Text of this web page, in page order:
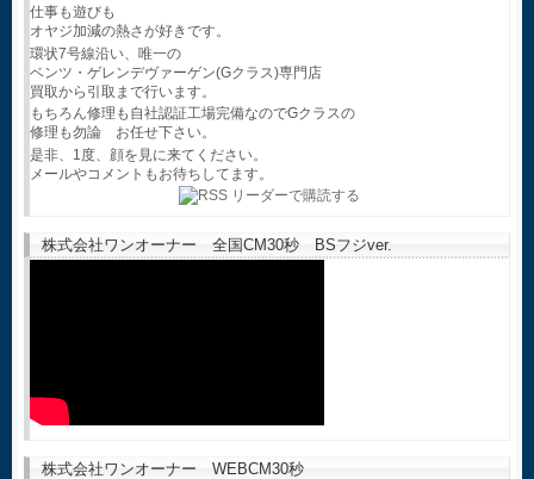
仕事も遊びも
オヤジ加減の熱さが好きです。
環状7号線沿い、唯一の
ベンツ・ゲレンデヴァーゲン(Gクラス)専門店
買取から引取まで行います。
もちろん修理も自社認証工場完備なのでGクラスの
修理も勿論 お任せ下さい。
是非、1度、顔を見に来てください。
メールやコメントもお待ちしてます。
株式会社ワンオーナー 全国CM30秒 BSフジver.
株式会社ワンオーナー WEBCM30秒